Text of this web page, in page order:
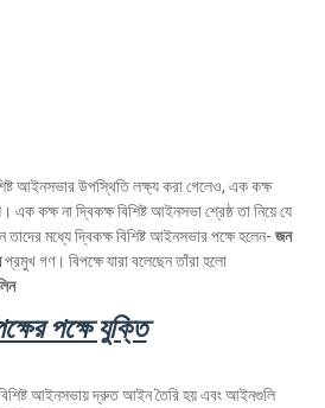
আইনসভার উপস্থিতি লক্ষ্য করা গেলেও, এক কক্ষ
এক কক্ষ না দ্বিকক্ষ বিশিষ্ট আইনসভা শ্রেষ্ঠ তা নিয়ে যে
তাদের মধ্যে দ্বিকক্ষ বিশিষ্ট আইনসভার পক্ষে হলেন- জন
প্রমুখ গণ। বিপক্ষে যারা বলেছেন তাঁরা হলো
পক্ষে যুক্তি
আইনসভায় দ্রুত আইন তৈরি হয় এবং আইনগুলি